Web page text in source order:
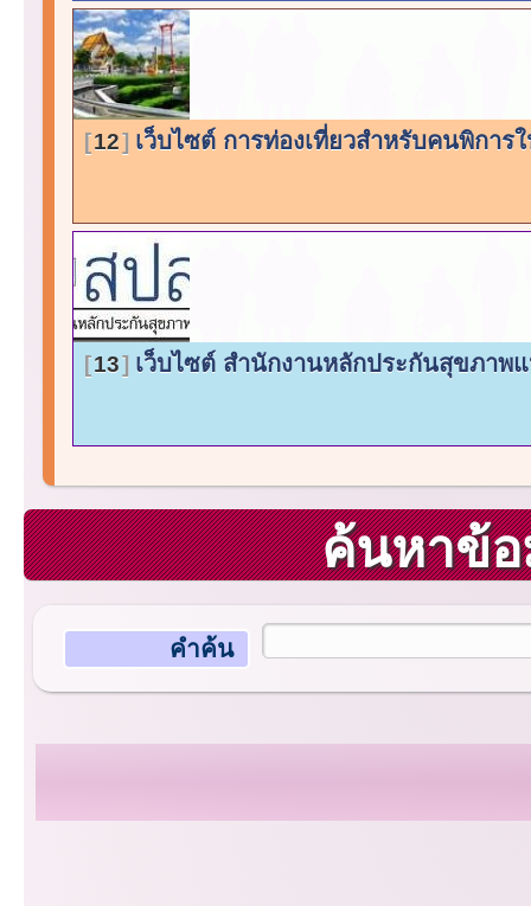
12 เว็บไซต์ การท่องเที่ยวสำหรับคนพิการ
13 เว็บไซต์ สำนักงานหลักประกันสุขภาพ
ค้นหาข้
คำค้น